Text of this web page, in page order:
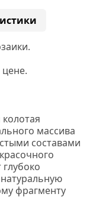
массива
составами
фрагменту